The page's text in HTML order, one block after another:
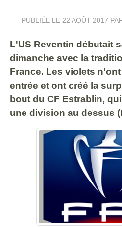
PUBLIÉE LE 22 AOÛT 2017
L'US Reventin débutait
dimanche avec la
France. Les violets
entrée et ont créé la
bout du CF Estrablin,
une division au dessus